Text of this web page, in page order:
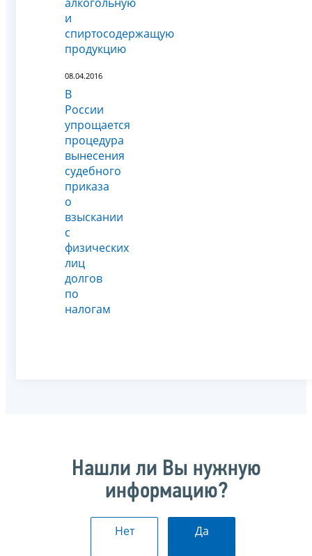
и
спиртосодержащую
продукцию
08.04.2016
В
России
упрощается
процедура
вынесения
судебного
приказа
о
взыскании
с
физических
лиц
долгов
по
налогам
Нашли ли Вы нужную
информацию?
Нет Да